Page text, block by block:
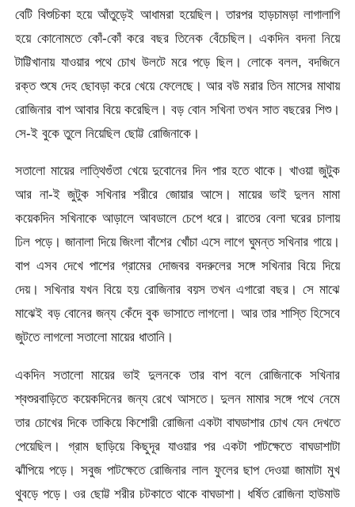
বেটি বিশুচিকা হয়ে আঁতুড়েই আধামরা হয়েছিল। তারপর হাড়চামড়া লাগালাগি
হয়ে কোনোমতে কোঁ-কোঁ করে বছর তিনেক বেঁচেছিল। একদিন বদনা নিয়ে
টাট্টিখানায় যাওয়ার পথে চোখ উলটে মরে পড়ে ছিল। লোকে বলল, বদজিনে
রক্ত শুষে দেহ ছোবড়া করে খেয়ে ফেলেছে। আর বউ মরার তিন মাসের মাথায়
রোজিনার বাপ আবার বিয়ে করেছিল। বড় বোন সখিনা তখন সাত বছরের শিশু।
সে-ই বুকে তুলে নিয়েছিল ছোট্ট রোজিনাকে।
সতালো মায়ের লাত্থিগুঁতা খেয়ে দুবোনের দিন পার হতে থাকে। খাওয়া জুটুক
আর না-ই জুটুক সখিনার শরীরে জোয়ার আসে। মায়ের ভাই দুলন মামা
কয়েকদিন সখিনাকে আড়ালে আবডালে চেপে ধরে। রাতের বেলা ঘরের চালায়
ঢিল পড়ে। জানালা দিয়ে জিংলা বাঁশের খোঁচা এসে লাগে ঘুমন্ত সখিনার গায়ে।
বাপ এসব দেখে পাশের গ্রামের দোজবর বদরুলের সঙ্গে সখিনার বিয়ে দিয়ে
দেয়। সখিনার যখন বিয়ে হয় রোজিনার বয়স তখন এগারো বছর। সে মাঝে
মাঝেই বড় বোনের জন্য কেঁদে বুক ভাসাতে লাগলো। আর তার শাস্তি হিসেবে
জুটতে লাগলো সতালো মায়ের ধাতানি।
একদিন সতালো মায়ের ভাই দুলনকে তার বাপ বলে রোজিনাকে সখিনার
শ্বশুরবাড়িতে কয়েকদিনের জন্য রেখে আসতে। দুলন মামার সঙ্গে পথে নেমে
তার চোখের দিকে তাকিয়ে কিশোরী রোজিনা একটা বাঘডাশার চোখ যেন দেখতে
পেয়েছিল। গ্রাম ছাড়িয়ে কিছুদূর যাওয়ার পর একটা পাটক্ষেতে বাঘডাশাটা
ঝাঁপিয়ে পড়ে। সবুজ পাটক্ষেতে রোজিনার লাল ফুলের ছাপ দেওয়া জামাটা মুখ
থুবড়ে পড়ে। ওর ছোট্ট শরীর চটকাতে থাকে বাঘডাশা। ধর্ষিত রোজিনা হাউমাউ